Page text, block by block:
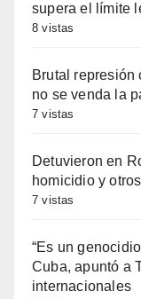
supera el límite
8 vistas
Brutal represión
no se venda la
7 vistas
Detuvieron en
homicidio y
7 vistas
“Es un
Cuba, apuntó a
internacionales